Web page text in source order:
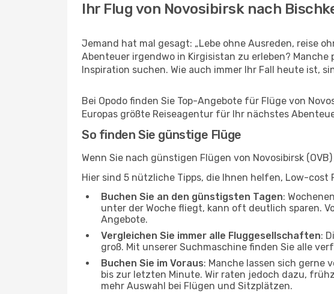
Ihr Flug von Novosibirsk nach
Jemand hat mal gesagt: „Lebe ohne Ausreden, reise
Abenteuer irgendwo in Kirgisistan zu erleben?
Inspiration suchen. Wie auch immer Ihr Fall heute ist,
Bei Opodo finden Sie Top-Angebote für Flüge von
Europas größte Reiseagentur für Ihr nächstes
So finden Sie günstige Flüge
Wenn Sie nach günstigen Flügen von Novosibirsk
Hier sind 5 nützliche Tipps, die Ihnen helfen, Low-cost
Buchen Sie an den günstigsten Tagen:
unter der Woche fliegt, kann oft deutlich sparen.
Angebote.
Vergleichen Sie immer alle Fluggesellschaften:
groß. Mit unserer Suchmaschine finden Sie alle
Buchen Sie im Voraus: Manche lassen sich gerne
bis zur letzten Minute. Wir raten jedoch dazu,
mehr Auswahl bei Flügen und Sitzplätzen.